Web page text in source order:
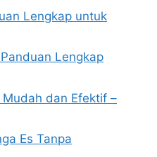
Lengkap untuk
Lengkap
dan Efektif –
Es Tanpa